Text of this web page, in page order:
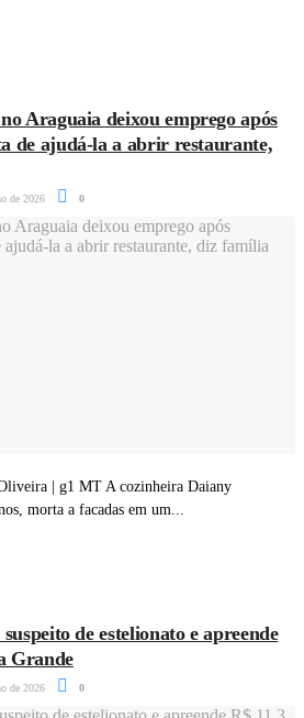
Araguaia deixou emprego após
de ajudá-la a abrir restaurante,
de 2026 0
| g1 MT A cozinheira Daiany
morta a facadas em um...
de estelionato e apreende
Grande
de 2026 0